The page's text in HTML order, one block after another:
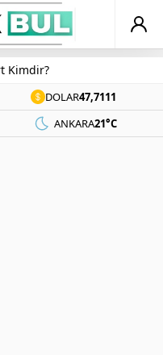
Kimdir?
DOLAR47,7111
ANKARA21°C